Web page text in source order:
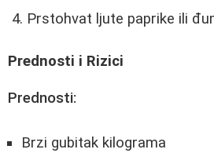
Prstohvat ljute paprike ili
Prednosti i Rizici
Prednosti:
Brzi gubitak kilograma